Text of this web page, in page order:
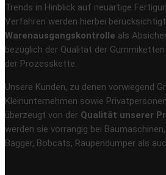
Trends in Hinblick auf neuartige
Verfahren werden hierbei
Warenausgangskontrolle als
bezüglich der Qualität der
der Prozesskette.
Unsere Kunden, zu denen vorwiegend
Kleinunternehmen sowie
überzeugt von der Qualität unserer
werden sie vorrangig bei
Bagger, Bobcats, Raupendumper als